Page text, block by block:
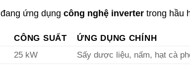
đang ứng dụng công nghệ inverter trong hầu
CÔNG SUẤT ỨNG DỤNG CHÍNH
25 kW Sấy dược liệu, nấm, hạt cà